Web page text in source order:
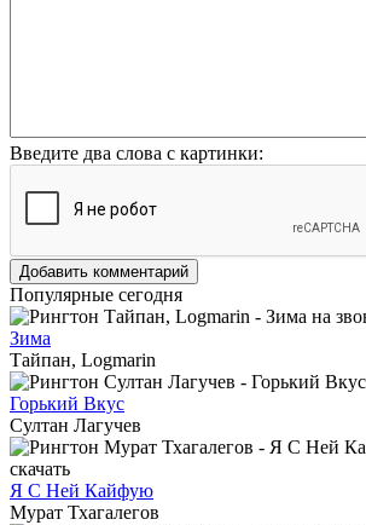
Введите два слова с картинки:
Добавить комментарий
Популярные сегодня
Зима
Тайпан, Logmarin
Горький Вкус
Султан Лагучев
Я С Ней Кайфую
Мурат Тхагалегов